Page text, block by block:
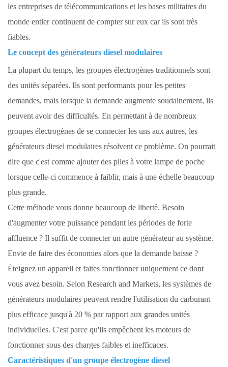
les entreprises de télécommunications et les bases militaires du
monde entier continuent de compter sur eux car ils sont très
fiables.
Le concept des générateurs diesel modulaires
La plupart du temps, les groupes électrogènes traditionnels sont
des unités séparées. Ils sont performants pour les petites
demandes, mais lorsque la demande augmente soudainement, ils
peuvent avoir des difficultés. En permettant à de nombreux
groupes électrogènes de se connecter les uns aux autres, les
générateurs diesel modulaires résolvent ce problème. On pourrait
dire que c'est comme ajouter des piles à votre lampe de poche
lorsque celle-ci commence à faiblir, mais à une échelle beaucoup
plus grande.
Cette méthode vous donne beaucoup de liberté. Besoin
d'augmenter votre puissance pendant les périodes de forte
affluence ? Il suffit de connecter un autre générateur au système.
Envie de faire des économies alors que la demande baisse ?
Éteignez un appareil et faites fonctionner uniquement ce dont
vous avez besoin. Selon Research and Markets, les systèmes de
générateurs modulaires peuvent rendre l'utilisation du carburant
plus efficace jusqu'à 20 % par rapport aux grandes unités
individuelles. C'est parce qu'ils empêchent les moteurs de
fonctionner sous des charges faibles et inefficaces.
Caractéristiques d'un groupe électrogène diesel